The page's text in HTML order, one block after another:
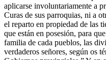
aplicarse involuntariamente a
Curas de sus parroquias, ni a
el reparto en propiedad de las
que están en posesión, para
familia de cada pueblos, las
verdaderos señores, según os